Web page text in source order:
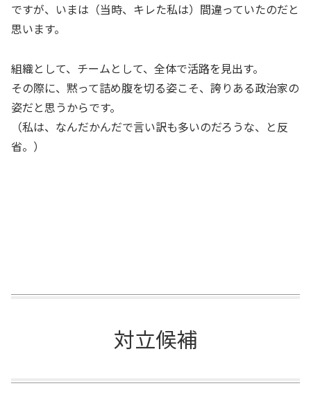
ですが、いまは（当時、キレた私は）間違っていたのだと
思います。
組織として、チームとして、全体で活路を見出す。
その際に、黙って詰め腹を切る姿こそ、誇りある政治家の
姿だと思うからです。
（私は、なんだかんだで言い訳も多いのだろうな、と反
省。）
対立候補